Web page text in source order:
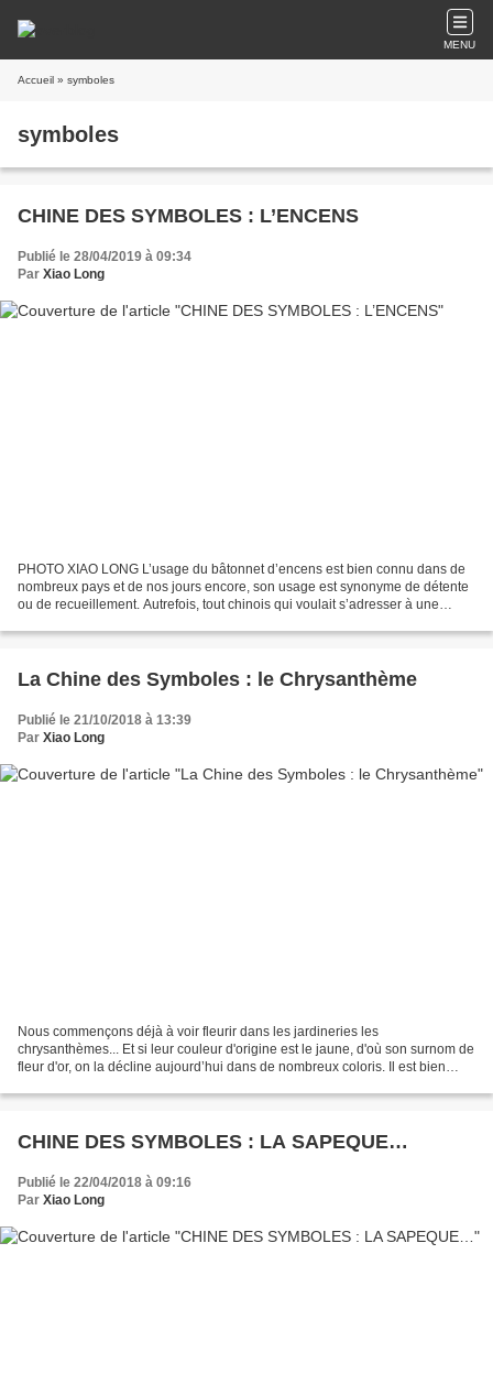
MENU
Accueil » symboles
symboles
CHINE DES SYMBOLES : L’ENCENS
Publié le 28/04/2019 à 09:34
Par Xiao Long
PHOTO XIAO LONG L’usage du bâtonnet d’encens est bien connu dans de
nombreux pays et de nos jours encore, son usage est synonyme de détente
ou de recueillement. Autrefois, tout chinois qui voulait s’adresser à une
La Chine des Symboles : le Chrysanthème
Publié le 21/10/2018 à 13:39
Par Xiao Long
Nous commençons déjà à voir fleurir dans les jardineries les
chrysanthèmes... Et si leur couleur d'origine est le jaune, d'où son surnom de
fleur d'or, on la décline aujourd’hui dans de nombreux coloris. Il est bien
CHINE DES SYMBOLES : LA SAPEQUE…
Publié le 22/04/2018 à 09:16
Par Xiao Long